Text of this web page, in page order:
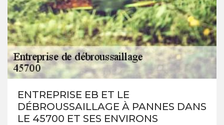
ENTREPRISE EB ET LE
DÉBROUSSAILLAGE À PANNES DANS
LE 45700 ET SES ENVIRONS